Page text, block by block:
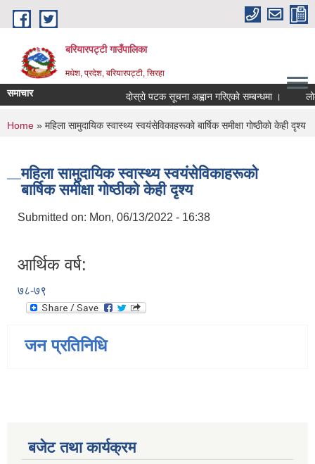
Skip to main content
बरियारपट्टी गाउँपालिका
मधेश, प्रदेश, बरियारपट्टी, सिरहा
समाचार दाेस्राे पटक सूचना अह्वान गरिएकाे सम्बन्धमा । लोक
You are here
Home » महिला सामुदायिक स्वास्थ्य स्वयंसेविकाहरूकाे बार्षिक समीक्षा गाेष्ठीकाे केही दृश्य
महिला सामुदायिक स्वास्थ्य स्वयंसेविकाहरूकाे
बार्षिक समीक्षा गाेष्ठीकाे केही दृश्य
Submitted on: Mon, 06/13/2022 - 16:38
आर्थिक वर्ष:
७८-७९
जन प्रतिनिधि
बजेट तथा कार्यक्रम